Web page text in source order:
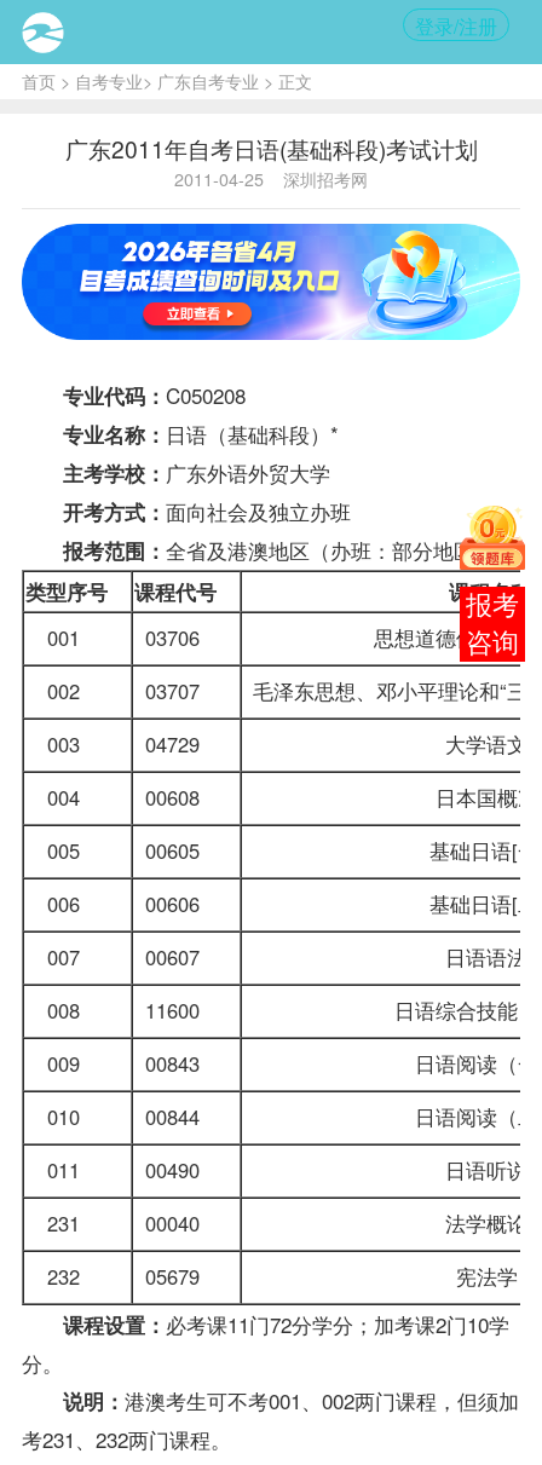
登录/注册
首页> 自考专业> 广东自考专业 > 正文
广东2011年自考日语(基础科段)考试计划
2011-04-25 深圳招考网
专业代码： C050208
专业名称： 日语（基础科段）*
主考学校： 广东外语外贸大学
开考方式： 面向社会及独立办班
报考范围： 全省及港澳地区（办班：部分地区）
类型序号 课程代号
课程名
001
03706
思想道德修养与
002
03707
毛泽东思想、邓小平理论和“
003
04729
大学语文
004
00608
日本国
005
00605
基础日语
006
00606
基础日语
007
00607
日语语
008
11600
日语综合技
009
00843
日语阅读
010
00844
日语阅读
011
00490
日语听
231
00040
法学概论
232
05679
宪法学
课程设置： 必考课11门72分学分；加考课2门10学
分。
说明： 港澳考生可不考001、002两门课程，但须加
考231、232两门课程。
在线
客服